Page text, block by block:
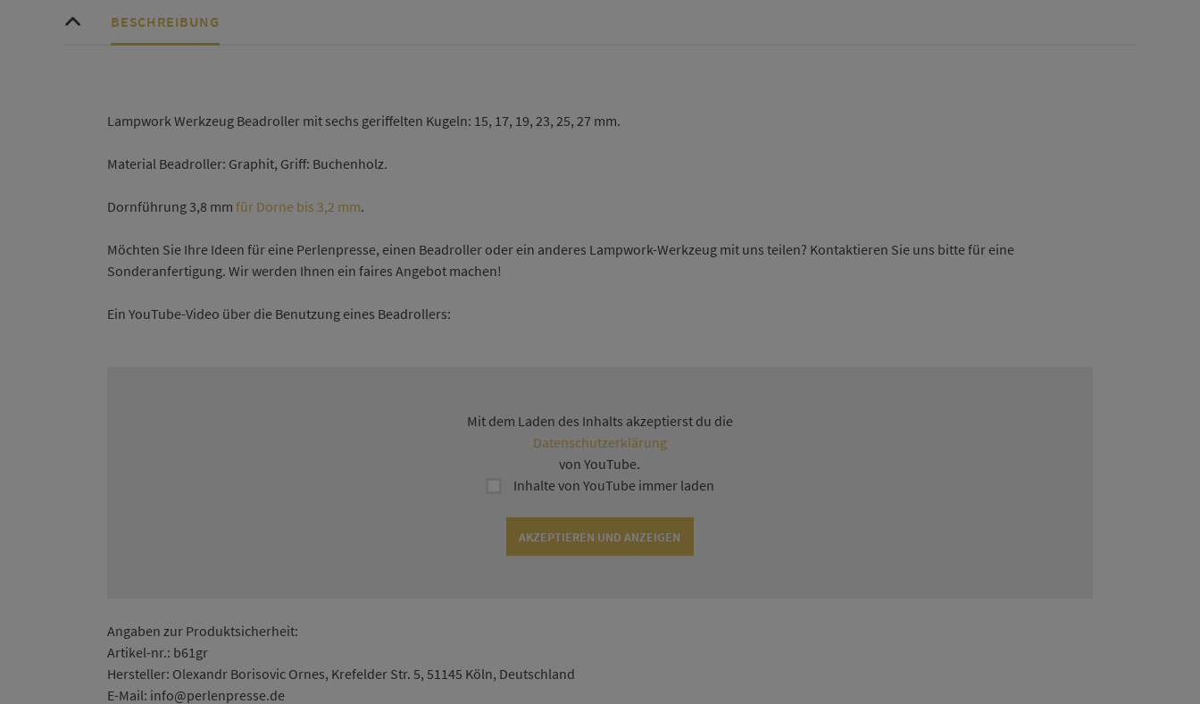
BESCHREIBUNG
Lampwork Werkzeug Beadroller mit sechs geriffelten Kugeln: 15, 17, 19, 23, 25, 27 mm.
Material Beadroller: Graphit, Griff: Buchenholz.
Dornführung 3,8 mm für Dorne bis 3,2 mm.
Möchten Sie Ihre Ideen für eine Perlenpresse, einen Beadroller oder ein anderes Lampwork-Werkzeug mit uns teilen? Kontaktieren Sie uns bitte für eine
Sonderanfertigung. Wir werden Ihnen ein faires Angebot machen!
Ein YouTube-Video über die Benutzung eines Beadrollers:
Mit dem Laden des Inhalts akzeptierst du die
Datenschutzerklärung
von YouTube.
Inhalte von YouTube immer laden
AKZEPTIEREN UND ANZEIGEN
Angaben zur Produktsicherheit:
Artikel-nr.: b61gr
Hersteller: Olexandr Borisovic Ornes, Krefelder Str. 5, 51145 Köln, Deutschland
E-Mail: info@perlenpresse.de